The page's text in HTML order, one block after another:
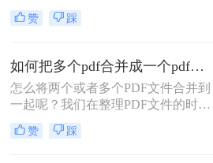
需要将两个或多个PDF文件合并为一
个文件，以便更好地组织和管理。那
文将为你提供简单易懂的方法，帮助
你轻松完成这项任务。
赞 踩
如何把多个pdf合并成一个pdf？？三种方法教你快速合并PDF！
怎么将两个或者多个PDF文件合并到
一起呢？我们在整理PDF文件的时
候，有时候会因为数量过多从而需要
合并，那么怎么如何把多个pdf合并成
赞 踩